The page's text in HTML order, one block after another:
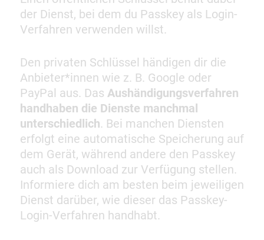
der Dienst, bei dem du Passkey als Login-
Verfahren verwenden willst.
Den privaten Schlüssel händigen dir die
Anbieter*innen wie z. B. Google oder
PayPal aus. Das Aushändigungsverfahren
handhaben die Dienste manchmal
unterschiedlich. Bei manchen Diensten
erfolgt eine automatische Speicherung auf
dem Gerät, während andere den Passkey
auch als Download zur Verfügung stellen.
Informiere dich am besten beim jeweiligen
Dienst darüber, wie dieser das Passkey-
Login-Verfahren handhabt.